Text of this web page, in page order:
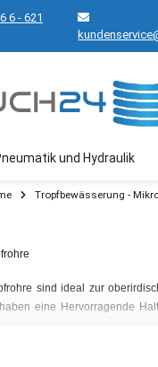
6 - 621
und Hydraulik
Tropfbewässerung -
sind ideal zur
eine Hervorragende